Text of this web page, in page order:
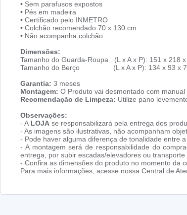
• Sem parafusos expostos
• Pés em madeira
• Certificado pelo INMETRO
• Colchão recomendado 70 x 130 cm
• Não acompanha colchão
Dimensões:
Tamanho do Guarda-Roupa (L x A x P): 151 x 218
Tamanho do Berço (L x A x P): 134 x 93 x
Garantia: 3 meses
Montagem: O Produto vai desmontado com
Recomendação de Limpeza: Utilize pano
Observações:
- A LOJA se responsabilizará pela entrega dos
- As imagens são ilustrativas, não acompanham
- Pode haver alguma diferença de tonalidade entre
- A montagem será de responsabilidade do
entrega, por subir escadas/elevadores ou
- Confira as dimensões do produto no momento da
Para mais informações, acesse nossa Central de